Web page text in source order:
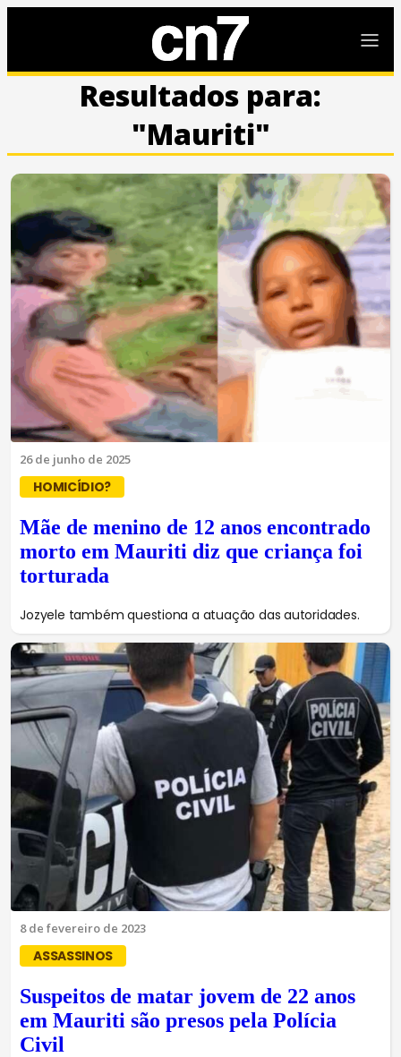
Resultados para:
"Mauriti"
26 de junho de 2025
HOMICÍDIO?
Mãe de menino de 12 anos encontrado
morto em Mauriti diz que criança foi
torturada
Jozyele também questiona a atuação das autoridades.
8 de fevereiro de 2023
ASSASSINOS
Suspeitos de matar jovem de 22 anos
em Mauriti são presos pela Polícia
Civil